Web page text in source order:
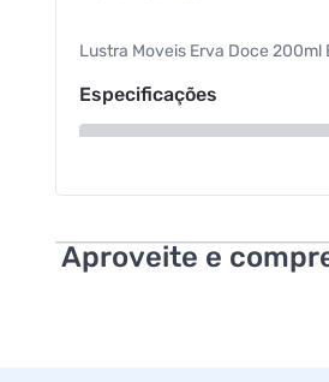
Lustra Moveis Erva Doce 200ml
Especificações
Aproveite e